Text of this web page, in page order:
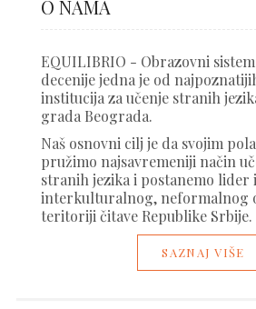
O NAMA
EQUILIBRIO - Obrazovni
decenije jedna je od
institucija za učenje stranih
grada Beograda.
Naš osnovni cilj je da svojim
pružimo najsavremeniji način
stranih jezika i postanemo lider
interkulturalnog, neformalnog
teritoriji čitave Republike Srbije.
SAZNAJ VIŠE